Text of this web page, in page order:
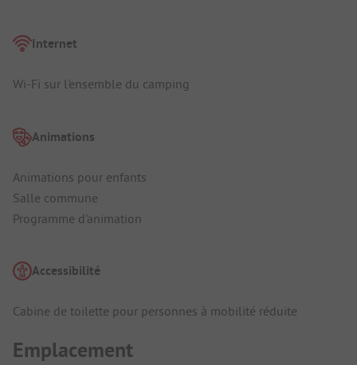
Internet
Wi-Fi sur l'ensemble du camping
Animations
Animations pour enfants
Salle commune
Programme d'animation
Accessibilité
Cabine de toilette pour personnes à mobilité réduite
Emplacement